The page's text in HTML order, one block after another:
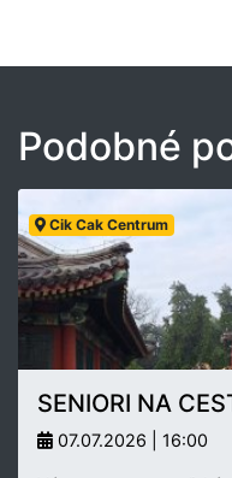
Podobné
Cik Cak Centrum
SENIORI NA
07.07.2026 | 16:00